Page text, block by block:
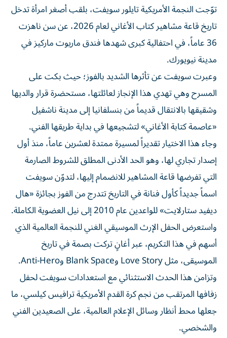
توّجت النجمة الأمريكية تايلور سويفت، بلقب أصغر امرأة تدخل
تاريخ قاعة مشاهير كتاب الأغاني لعام 2026، عن سن ناهزت
36 عاماً، في احتفالية كبرى شهدها فندق ماريوت ماركيز في
مدينة نيويورك.
وعبرت سويفت عن تأثرها الشديد بالفوز؛ حيث بكت على
المسرح وهي تهدي هذا الإنجاز لعائلتها، مستحضرة قرار والديها
وشقيقها بالانتقال قديماً من بنسلفانيا إلى مدينة ناشفيل
«عاصمة كتابة الأغاني» لتشجيعها في بداية طريقها الفني.
وجاء هذا الاختيار تقديراً لمسيرة ممتدة لعشرين عاماً، منذ أول
إصدار تجاري لها، وهو الحد الأدنى المطلق للشروط الصارمة
التي تفرضها قاعة المشاهير للانضمام إليها، لتدوّن سويفت
اسماً جديداً كأول فنانة في التاريخ تتدرج من الفوز بجائزة «هال
ديفيد ستارلايت» للواعدين عام 2010 إلى نيل العضوية الكاملة.
واستعرض الحفل الإرث الموسيقي الغني للنجمة العالمية الذي
أسهم في هذا التكريم، عبر أغانٍ تركت بصمة في تاريخ
الموسيقى، مثل Love Story وBlank Space وAnti-Hero.
وتزامن هذا الحدث الاستثنائي مع استعدادات سويفت لحفل
زفافها المرتقب من نجم كرة القدم الأمريكية ترافيس كيلسي، ما
جعلها محط أنظار وسائل الإعلام العالمية، على الصعيدين الفني
والشخصي.